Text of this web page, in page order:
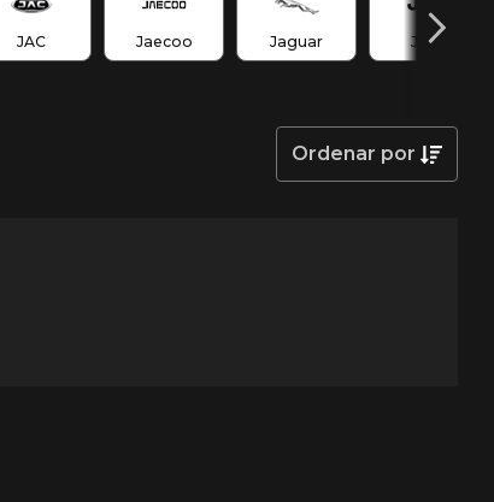
JAC Jaecoo Jaguar Jeep
Ordenar por